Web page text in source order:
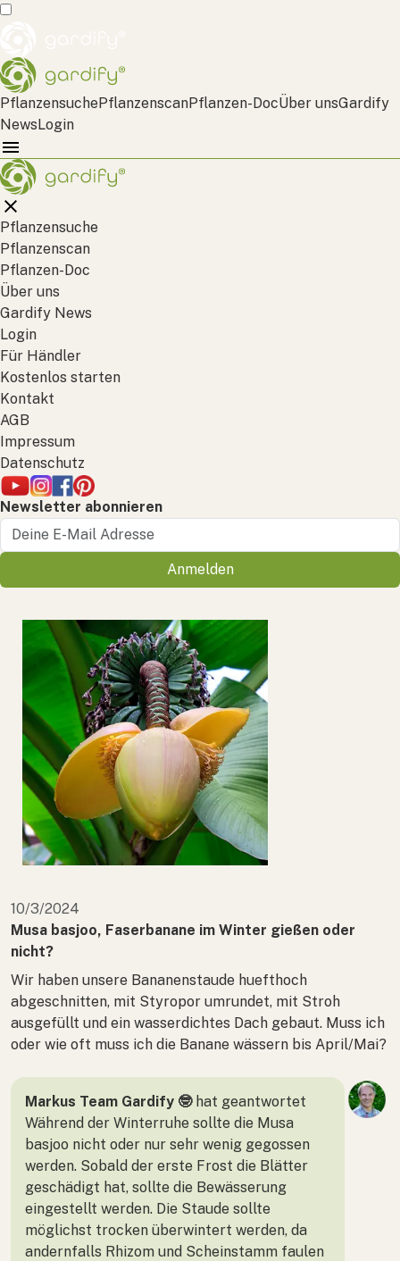
PflanzensuchePflanzenscanPflanzen-DocÜber unsGardify
NewsLogin
Pflanzensuche
Pflanzenscan
Pflanzen-Doc
Über uns
Gardify News
Login
Für Händler
Kostenlos starten
Kontakt
AGB
Impressum
Datenschutz
Newsletter abonnieren
Anmelden
10/3/2024
Musa basjoo, Faserbanane im Winter gießen oder
nicht?
Wir haben unsere Bananenstaude huefthoch
abgeschnitten, mit Styropor umrundet, mit Stroh
ausgefüllt und ein wasserdichtes Dach gebaut. Muss ich
oder wie oft muss ich die Banane wässern bis April/Mai?
Markus Team Gardify 🤓hat geantwortet
Während der Winterruhe sollte die Musa
basjoo nicht oder nur sehr wenig gegossen
werden. Sobald der erste Frost die Blätter
geschädigt hat, sollte die Bewässerung
eingestellt werden. Die Staude sollte
möglichst trocken überwintert werden, da
andernfalls Rhizom und Scheinstamm faulen